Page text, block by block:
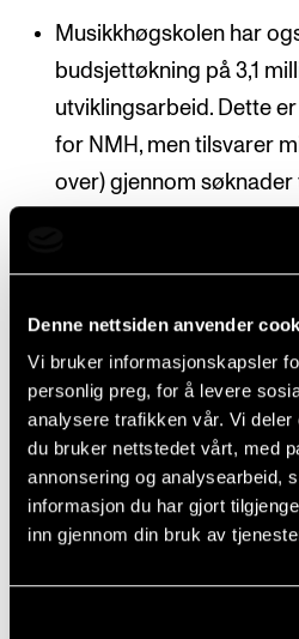
Denne nettsiden anvender
Vi bruker informasjonskapsler
personlig preg, for å levere
analysere trafikken vår. Vi
du bruker nettstedet vårt, med
annonsering og analysearbeid,
informasjon du har gjort
inn gjennom din bruk av
Musikkhøgskolen har
budsjettøkning på 3,1
utviklingsarbeid. Dette
for NMH, men tilsvarer
over) gjennom
utdanning og
altså flyttet fra
foreslås fra 2024 å
institusjoner som pleier
utviklingsarbeid.
Inndragninger
NMH har også fått
Det første kuttet gjelder
kroner. Her videreføres